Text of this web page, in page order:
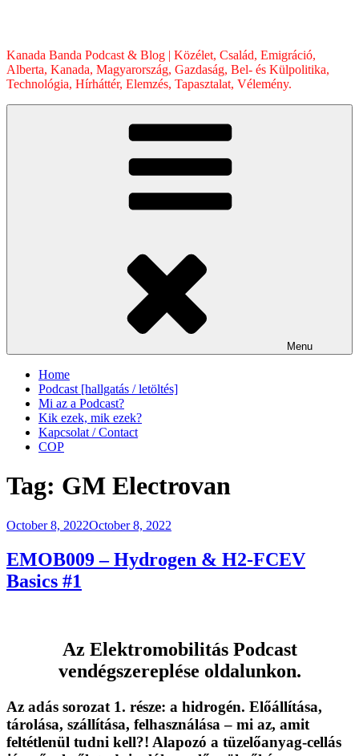
Kanada Banda Podcast & Blog | Közélet, Család, Emigráció,
Alberta, Kanada, Magyarország, Gazdaság, Bel- és Külpolitika,
Technológia, Hírháttér, Elemzés, Tapasztalat, Vélemény.
Menu
Home
Podcast [hallgatás / letöltés]
Mi az a Podcast?
Kik ezek, mik ezek?
Kapcsolat / Contact
COP
Tag: GM Electrovan
Posted
October 8, 2022October 8, 2022
EMOB009 – Hydrogen & H2-FCEV
Basics #1
Az Elektromobilitás Podcast
vendégszereplése oldalunkon.
Az adás sorozat 1. része: a hidrogén. Előállítása,
tárolása, szállítása, felhasználása – mi az, amit
feltétlenül tudni kell?! Alapozó a tüzelőanyag-cellás